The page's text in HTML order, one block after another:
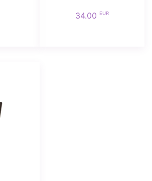
34.00 EUR